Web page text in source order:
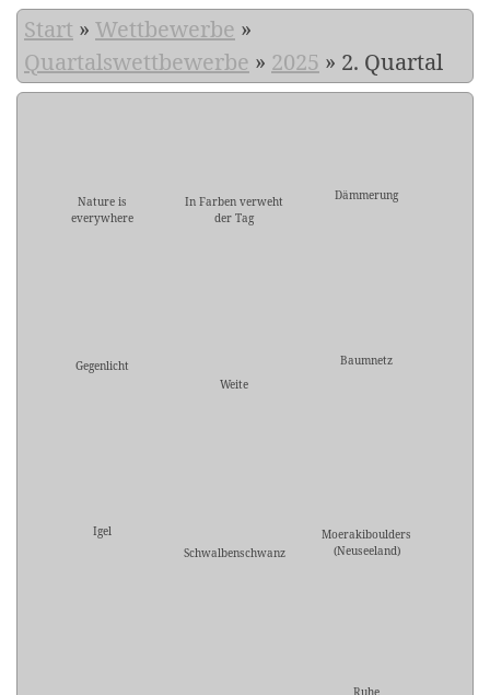
Start » Wettbewerbe »
Quartalswettbewerbe » 2025 » 2. Quartal
Nature is
everywhere
In Farben verweht
der Tag
Dämmerung
Gegenlicht
Weite
Baumnetz
Igel
Schwalbenschwanz
Moerakiboulders
(Neuseeland)
Ruhe